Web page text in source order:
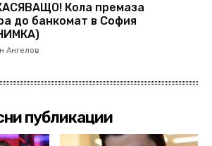
Кола премаза
до банкомат в София
Ангелов
публикации